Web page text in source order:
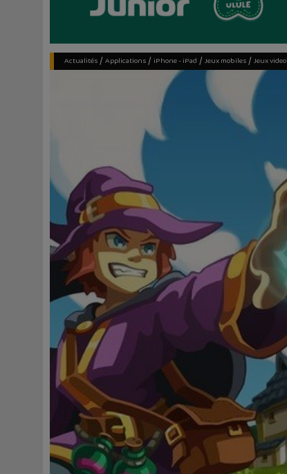
Actualités/ Applications/ iPhone - iPad / Jeux mobiles/ Jeux video